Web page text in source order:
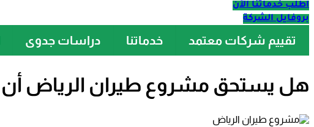
اطلب خدماتنا الآن
بروفايل الشركة
تقييم شركات معتمد خدماتنا دراسات جدوى
هل يستحق مشروع طيران الرياض